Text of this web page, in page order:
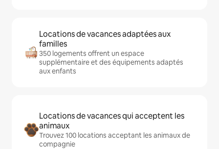
Locations de vacances adaptées aux
familles
350 logements offrent un espace
supplémentaire et des équipements adaptés
aux enfants
Locations de vacances qui acceptent les
animaux
Trouvez 100 locations acceptant les animaux de
compagnie